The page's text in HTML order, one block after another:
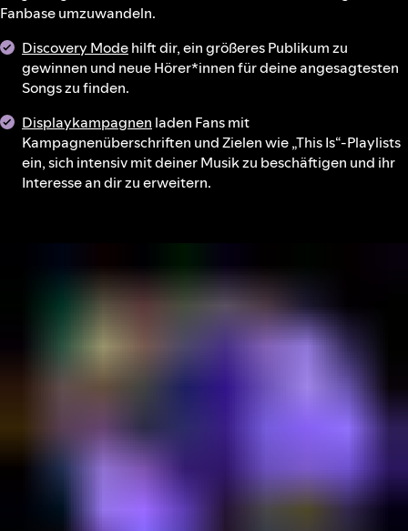
Fanbase umzuwandeln.
Discovery Modehilft dir, ein größeres Publikum zu
gewinnen und neue Hörer*innen für deine angesagtesten
Songs zu finden.
Displaykampagnen laden Fans mit
Kampagnenüberschriften und Zielen wie „This Is“-Playlists
ein, sich intensiv mit deiner Musik zu beschäftigen und ihr
Interesse an dir zu erweitern.